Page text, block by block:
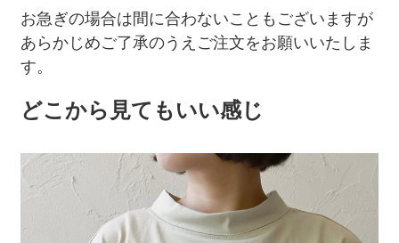
お急ぎの場合は間に合わないこともございますが
あらかじめご了承のうえご注文をお願いいたしま
す。
どこから見てもいい感じ